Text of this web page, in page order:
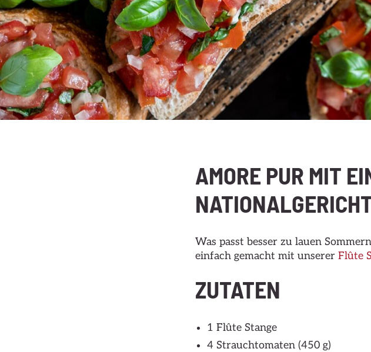
AMORE PUR MIT
Was passt besser zu lauen
einfach gemacht mit unserer Flûte
ZUTATEN
1 Flûte Stange
4 Strauchtomaten (450 g)